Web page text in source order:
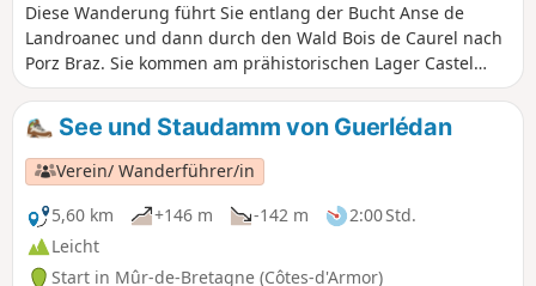
Diese Wanderung führt Sie entlang der Bucht Anse de
Landroanec und dann durch den Wald Bois de Caurel nach
Porz Braz. Sie kommen am prähistorischen Lager Castel
Finans vorbei, bevor Sie durch den Wald zurück nach Porz
Braz wandern.
See und Staudamm von Guerlédan
Verein/ Wanderführer/in
5,60 km
+146 m -142 m
2:00 Std.
Leicht
Start in Mûr-de-Bretagne (Côtes-d'Armor)